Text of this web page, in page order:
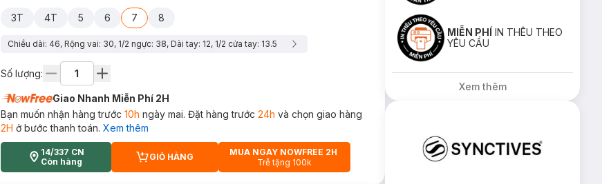
3T 4T 5 6 7 8
Chiều dài: 46, Rộng vai: 30, 1/2 ngực: 38, Dài tay: 12, 1/2 cửa tay: 13.5
Số lượng:
Giao Nhanh Miễn Phí 2H
Bạn muốn nhận hàng trước 10h ngày mai. Đặt hàng trước 24h và chọn giao hàng
2H ở bước thanh toán. Xem thêm
14/337 CN
Còn hàng
CART PLUS ICON
GIỎ HÀNG
MUA NGAY NOWFREE 2H
Trễ tặng 100k
MIỄN PHÍ IN THÊU THEO
YÊU CẦU
Xem thêm